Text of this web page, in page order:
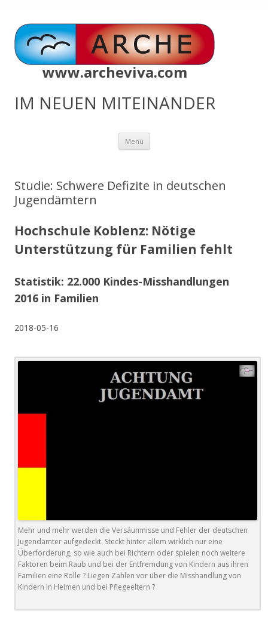
www.archeviva.com
IM NEUEN MITEINANDER
Menü Zum
springen
Studie: Schwere Defizite in deutschen
Jugendämtern
Hochschule Koblenz: Nötige
Unterstützung für Familien fehlt
Statistik: 22.000 Kindes-Misshandlungen
2016 in Familien
2018-05-16
Mehr und mehr werden die Versäumnisse und Fehler der deutschen
Jugendämter aufgedeckt. Steckt hinter allem wirklich nur eine
Überforderung, so wie auch bei Richtern oder spielen noch weitere
Faktoren beim Raub und bei der Entfremdung von Kindern aus ihren
Familien eine Rolle ? Liegen Zahlen vor über die Misshandlung von
Kindern in Heimen und bei Pflegeeltern ?